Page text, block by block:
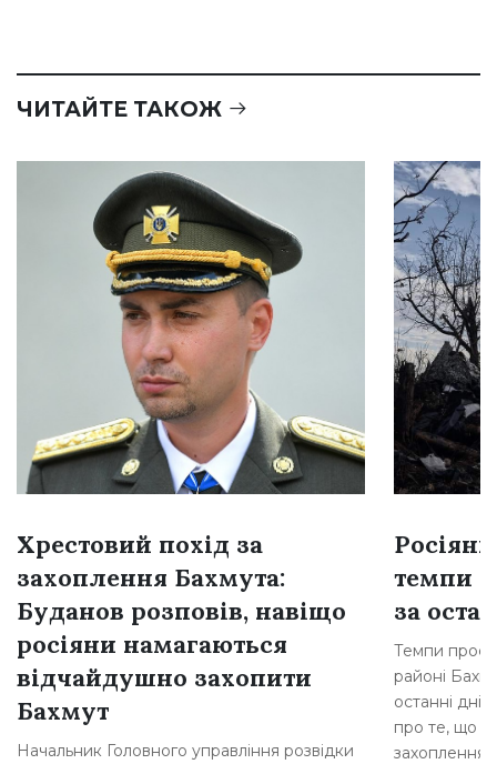
ЧИТАЙТЕ ТАКОЖ
Хрестовий похід за
захоплення Бахмута:
Буданов розповів, навіщо
росіяни намагаються
відчайдушно захопити
Бахмут
Начальник Головного управління розвідки
темпи
за
Темпи
районі
останні
про те, що
захоплення